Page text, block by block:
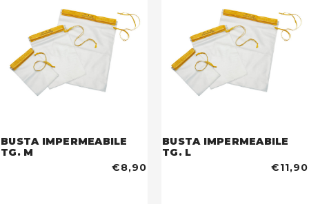
BUSTA IMPERMEABILE
TG. M
€8,90
BUSTA IMPERMEABILE
TG. L
€11,90